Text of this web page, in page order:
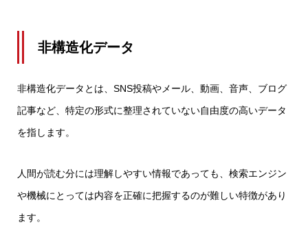
非構造化データ
非構造化データとは、SNS投稿やメール、動画、音声、ブログ
記事など、特定の形式に整理されていない自由度の高いデータ
を指します。
人間が読む分には理解しやすい情報であっても、検索エンジン
や機械にとっては内容を正確に把握するのが難しい特徴があり
ます。